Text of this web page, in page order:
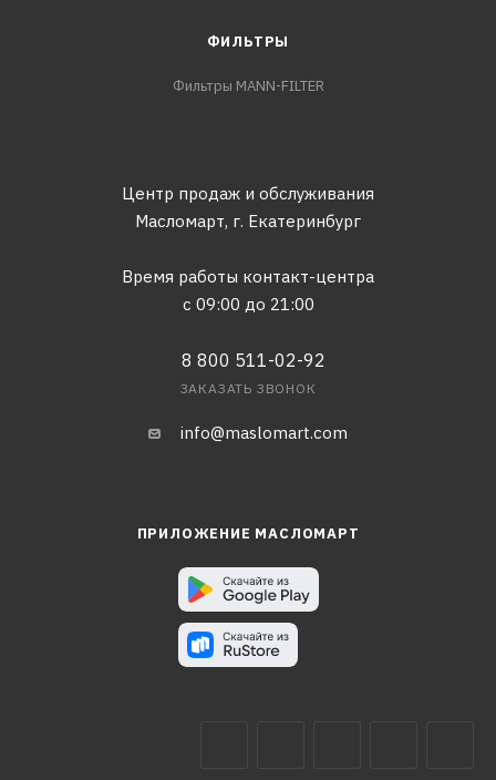
ФИЛЬТРЫ
Фильтры MANN-FILTER
Центр продаж и обслуживания
Масломарт, г. Екатеринбург
Время работы контакт-центра
с 09:00 до 21:00
8 800 511-02-92
ЗАКАЗАТЬ ЗВОНОК
info@maslomart.com
ПРИЛОЖЕНИЕ МАСЛОМАРТ